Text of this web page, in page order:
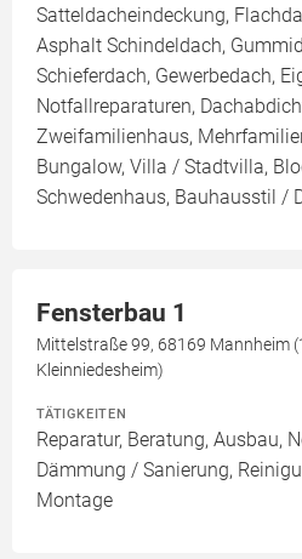
Satteldacheindeckung,
Asphalt Schindeldach,
Schieferdach, Gewerbedach,
Notfallreparaturen,
Zweifamilienhaus,
Bungalow, Villa / Stadtvilla,
Schwedenhaus, Bauhausstil /
Fensterbau 1
Mittelstraße 99, 68169 Mannheim
Kleinniedesheim)
TÄTIGKEITEN
Reparatur, Beratung, Ausbau,
Dämmung / Sanierung,
Montage